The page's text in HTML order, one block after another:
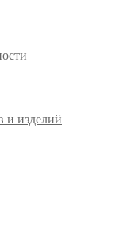
и изделий